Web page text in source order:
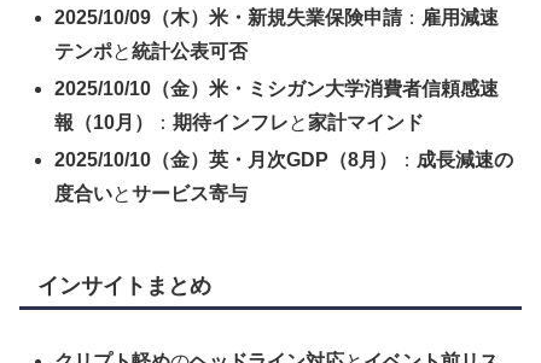
2025/10/09（木）米・新規失業保険申請： 雇用減速
テンポと統計公表可否
2025/10/10（金）米・ミシガン大学消費者信頼感速
報（10月）
：期待インフレと家計マインド
2025/10/10（金）英・月次GDP（8月）
： 成長減速の
度合いとサービス寄与
インサイトまとめ